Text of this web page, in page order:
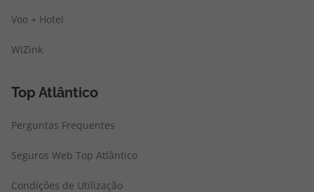
Voo + Hotel
WiZink
Top Atlântico
Perguntas Frequentes
Seguros Web Top Atlântico
Condições de Utilização